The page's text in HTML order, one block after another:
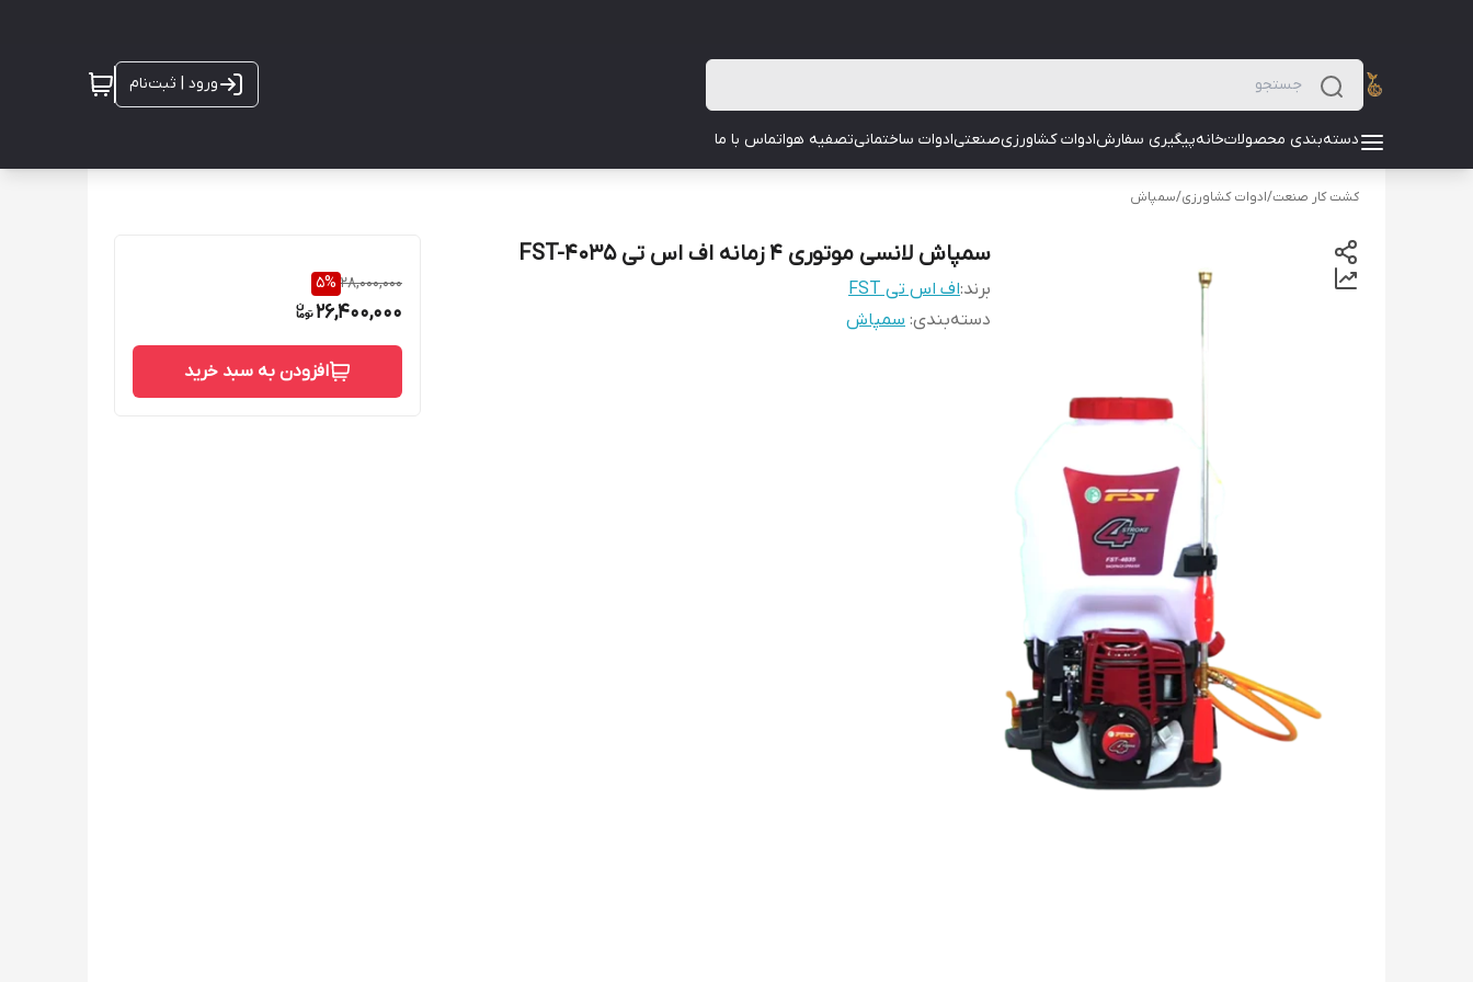
ورود | ثبت‌نام
دسته‌بندی محصولاتخانهپیگیری سفارشادوات کشاورزیصنعتیادوات ساختمانیتصفیه هواتماس با ما
کشت کار صنعت/ادوات کشاورزی/سمپاش
سمپاش لانسی موتوری 4 زمانه اف اس تی FST-4035
برند:اف اس تی FST
دسته‌بندی: سمپاش
28,000,000
5%
26,400,000
افزودن به سبد خرید